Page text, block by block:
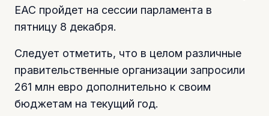
ЕАС пройдет на сессии парламента в
пятницу 8 декабря.
Следует отметить, что в целом различные
правительственные организации запросили
261 млн евро дополнительно к своим
бюджетам на текущий год.